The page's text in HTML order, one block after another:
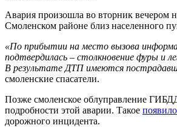
Авария произошла во вторник вечером
Смоленском районе близ населенного
«По прибытии на место вызова
подтвердилась – столкновение фуры и
В результате ДТП имеются
смоленские спасатели.
Позже смоленское облуправление
подробности этой аварии. Такое
дорожного инцидента.